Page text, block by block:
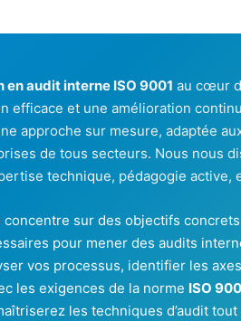
en audit interne ISO 9001 au cœur
efficace et une amélioration
approche sur mesure, adaptée
de tous secteurs. Nous nous
technique, pédagogie active,
concentre sur des objectifs
pour mener des audits
vos processus, identifier les
les exigences de la norme ISO
les techniques d’audit